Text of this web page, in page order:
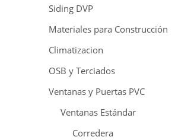
Siding DVP
Materiales para Construcción
Climatizacion
OSB y Terciados
Ventanas y Puertas PVC
Ventanas Estándar
Corredera